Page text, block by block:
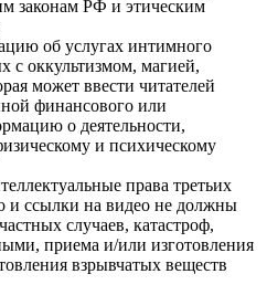
законам РФ и этическим
об услугах интимного
с оккультизмом, магией,
может ввести читателей
финансового или
о деятельности,
и психическому
права третьих
и ссылки на видео не должны
случаев, катастроф,
приема и/или изготовления
взрывчатых веществ